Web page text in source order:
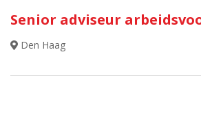
Senior adviseur
Den Haag